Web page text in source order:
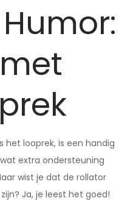
het looprek, is een handig
extra ondersteuning
wist je dat de rollator
Ja, je leest het goed!